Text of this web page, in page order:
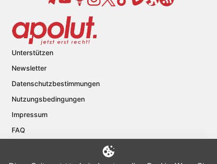
Unterstützen
Newsletter
Datenschutzbestimmungen
Nutzungsbedingungen
Impressum
FAQ